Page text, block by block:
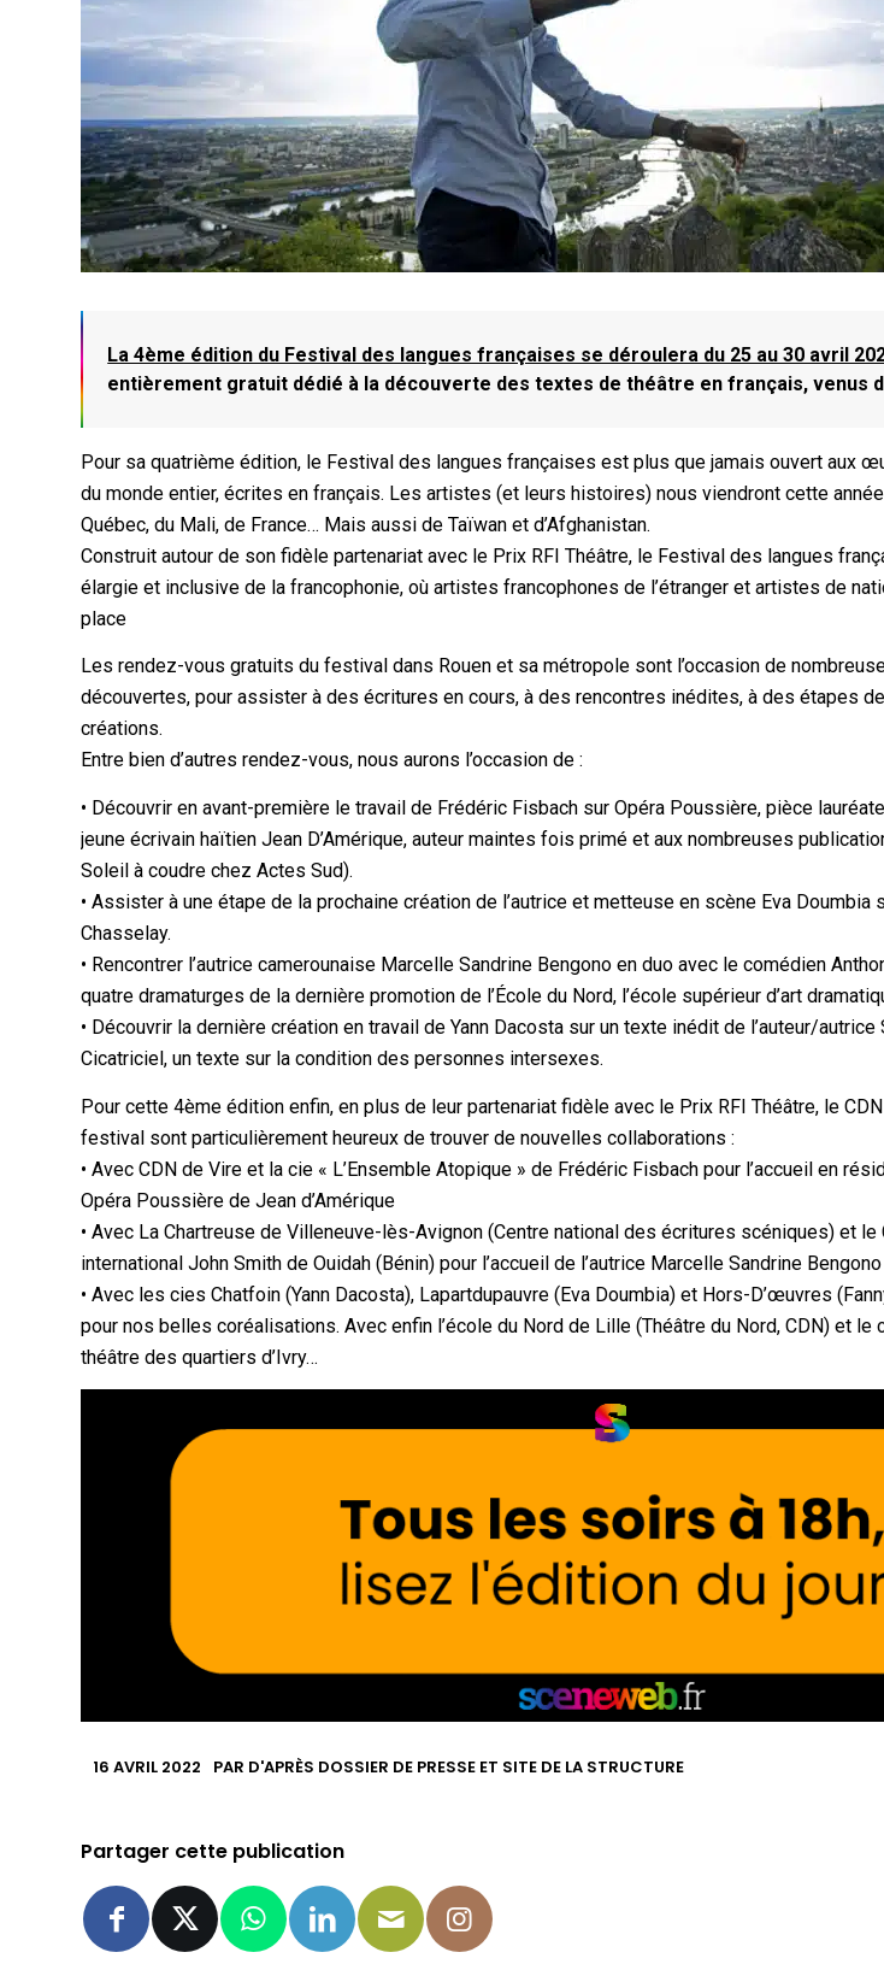
La 4ème édition du Festival des langues françaises se déroulera du 25 au 30 avril
entièrement gratuit dédié à la découverte des textes de théâtre en français, venus
Pour sa quatrième édition, le Festival des langues françaises est plus que jamais ouvert aux
du monde entier, écrites en français. Les artistes (et leurs histoires) nous viendront cette année
Québec, du Mali, de France… Mais aussi de Taïwan et d’Afghanistan.
Construit autour de son fidèle partenariat avec le Prix RFI Théâtre, le Festival des langues
élargie et inclusive de la francophonie, où artistes francophones de l’étranger et artistes de
place
Les rendez-vous gratuits du festival dans Rouen et sa métropole sont l’occasion de
découvertes, pour assister à des écritures en cours, à des rencontres inédites, à des étapes
créations.
Entre bien d’autres rendez-vous, nous aurons l’occasion de :
• Découvrir en avant-première le travail de Frédéric Fisbach sur Opéra Poussière, pièce
jeune écrivain haïtien Jean D’Amérique, auteur maintes fois primé et aux nombreuses
Soleil à coudre chez Actes Sud).
• Assister à une étape de la prochaine création de l’autrice et metteuse en scène Eva Doumbia
Chasselay.
• Rencontrer l’autrice camerounaise Marcelle Sandrine Bengono en duo avec le comédien
quatre dramaturges de la dernière promotion de l’École du Nord, l’école supérieur d’art
• Découvrir la dernière création en travail de Yann Dacosta sur un texte inédit de l’auteur/autrice
Cicatriciel, un texte sur la condition des personnes intersexes.
Pour cette 4ème édition enfin, en plus de leur partenariat fidèle avec le Prix RFI Théâtre, le
festival sont particulièrement heureux de trouver de nouvelles collaborations :
• Avec CDN de Vire et la cie « L’Ensemble Atopique » de Frédéric Fisbach pour l’accueil en
Opéra Poussière de Jean d’Amérique
• Avec La Chartreuse de Villeneuve-lès-Avignon (Centre national des écritures scéniques) et
international John Smith de Ouidah (Bénin) pour l’accueil de l’autrice Marcelle Sandrine Bengono
• Avec les cies Chatfoin (Yann Dacosta), Lapartdupauvre (Eva Doumbia) et Hors-D’œuvres
pour nos belles coréalisations. Avec enfin l’école du Nord de Lille (Théâtre du Nord, CDN) et le
théâtre des quartiers d’Ivry…
16 AVRIL 2022 PAR D'APRÈS DOSSIER DE PRESSE ET SITE DE LA STRUCTURE
Partager cette publication